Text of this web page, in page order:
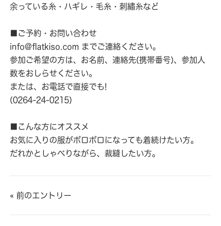
余っている糸・ハギレ・毛糸・刺繡糸など
■ご予約・お問い合わせ
info@flatkiso.com までご連絡ください。
参加ご希望の方は、お名前、連絡先(携帯番号)、参加人
数をおしらせください。
または、お電話で直接でも!
(0264-24-0215)
■こんな方にオススメ
お気に入りの服がボロボロになっても着続けたい方。
だれかとしゃべりながら、裁縫したい方。
« 前のエントリー